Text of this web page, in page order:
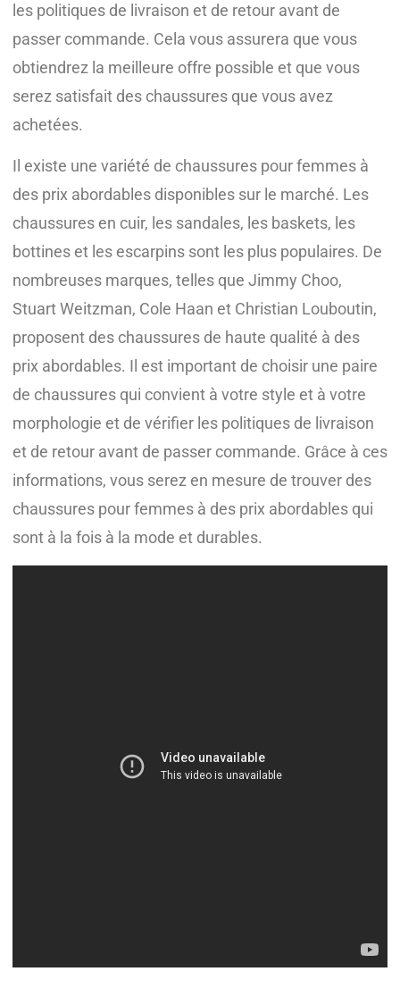
les politiques de livraison et de retour avant de
passer commande. Cela vous assurera que vous
obtiendrez la meilleure offre possible et que vous
serez satisfait des chaussures que vous avez
achetées.
Il existe une variété de chaussures pour femmes à
des prix abordables disponibles sur le marché. Les
chaussures en cuir, les sandales, les baskets, les
bottines et les escarpins sont les plus populaires. De
nombreuses marques, telles que Jimmy Choo,
Stuart Weitzman, Cole Haan et Christian Louboutin,
proposent des chaussures de haute qualité à des
prix abordables. Il est important de choisir une paire
de chaussures qui convient à votre style et à votre
morphologie et de vérifier les politiques de livraison
et de retour avant de passer commande. Grâce à ces
informations, vous serez en mesure de trouver des
chaussures pour femmes à des prix abordables qui
sont à la fois à la mode et durables.